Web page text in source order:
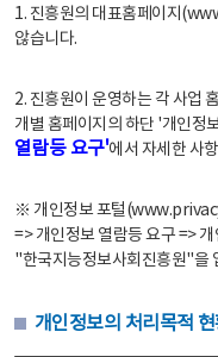
1. 진흥원의 대표홈페이지
않습니다.
2. 진흥원이 운영하는 각 사업
개별 홈페이지의 하단 '개인정
열람등 요구'에서 자세한 사
※ 개인정보 포털
=> 개인정보 열람등 요구 =>
"한국지능정보사회진흥원"을
개인정보의 처리목적